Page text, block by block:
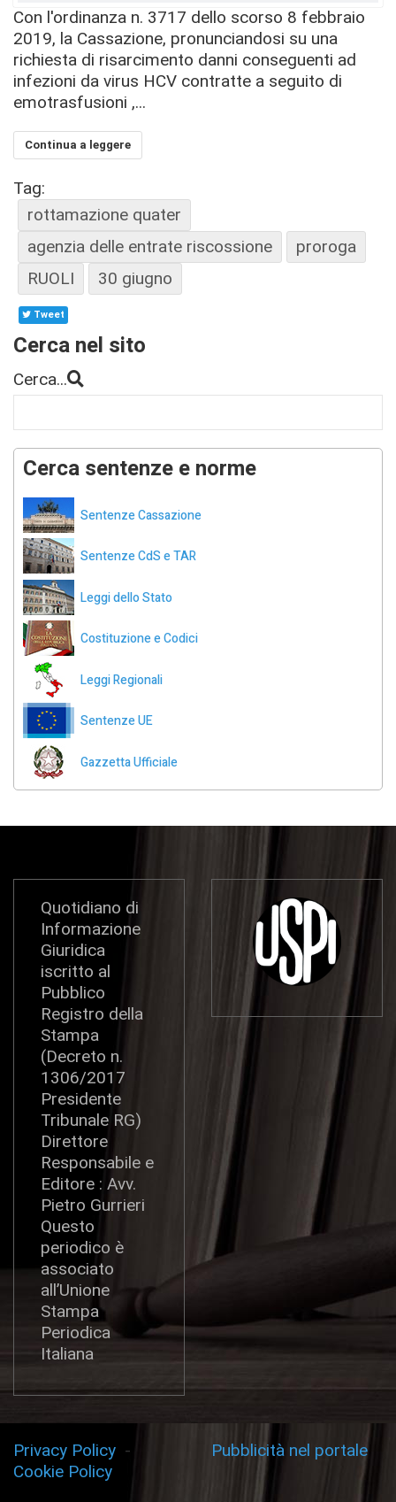
Con l'ordinanza n. 3717 dello scorso 8 febbraio
2019, la Cassazione, pronunciandosi su una
richiesta di risarcimento danni conseguenti ad
infezioni da virus HCV contratte a seguito di
emotrasfusioni ,...
Continua a leggere
Tag:
rottamazione quater
agenzia delle entrate riscossione
proroga
RUOLI
30 giugno
Tweet
Cerca nel sito
Cerca...
Cerca sentenze e norme
Sentenze Cassazione
Sentenze CdS e TAR
Leggi dello Stato
Costituzione e Codici
Leggi Regionali
Sentenze UE
Gazzetta Ufficiale
Quotidiano di
Informazione
Giuridica
iscritto al
Pubblico
Registro della
Stampa
(Decreto n.
1306/2017
Presidente
Tribunale RG)
Direttore
Responsabile e
Editore : Avv.
Pietro Gurrieri
Questo
periodico è
associato
all’Unione
Stampa
Periodica
Italiana
Privacy Policy -
Cookie Policy
Pubblicità nel portale